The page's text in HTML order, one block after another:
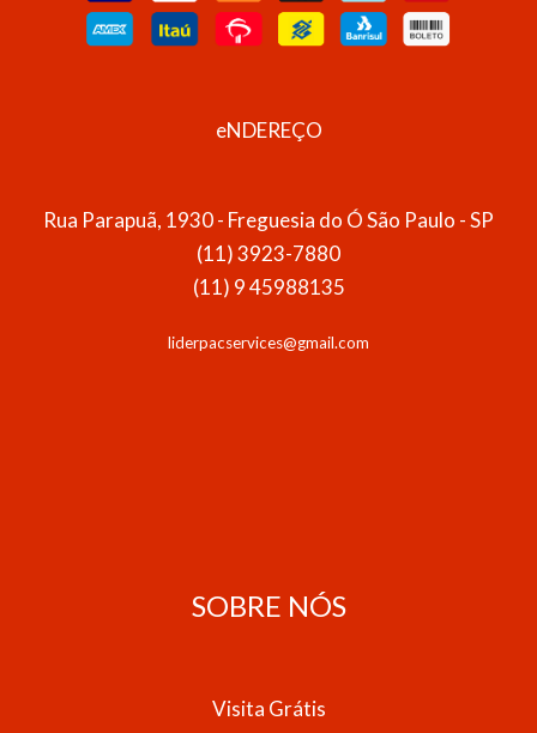
eNDEREÇO
Rua Parapuã, 1930 - Freguesia do Ó São Paulo - SP
(11) 3923-7880
(11) 9 45988135
liderpacservices@gmail.com
SOBRE NÓS
Visita Grátis